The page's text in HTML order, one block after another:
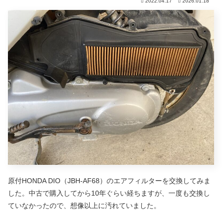
原付HONDA DIO（JBH-AF68）のエアフィルターを交換してみま
した。中古で購入してから10年ぐらい経ちますが、一度も交換し
ていなかったので、想像以上に汚れていました。